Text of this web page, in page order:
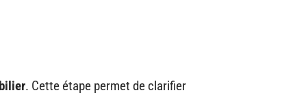
. Cette étape permet de clarifier